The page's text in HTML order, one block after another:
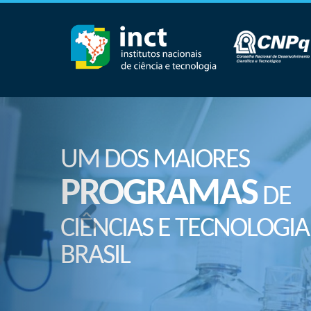
UM DOS MAIORES
PROGRAMASDE
CIÊNCIAS E
BRASIL